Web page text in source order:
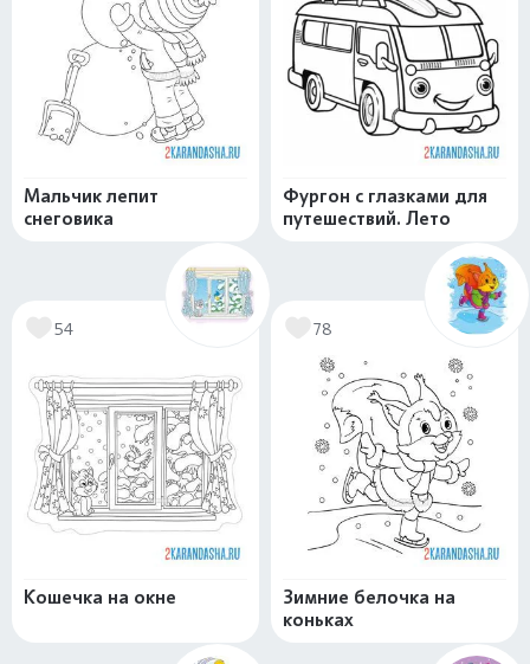
Мальчик лепит
снеговика
Фургон с глазками для
путешествий. Лето
54
Кошечка на окне
78
Зимние белочка на
коньках